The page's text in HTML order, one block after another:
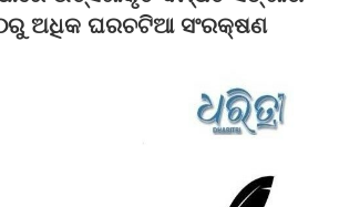
ଅଧିକ ଘରଚଟିଆ ସଂରକ୍ଷଣ